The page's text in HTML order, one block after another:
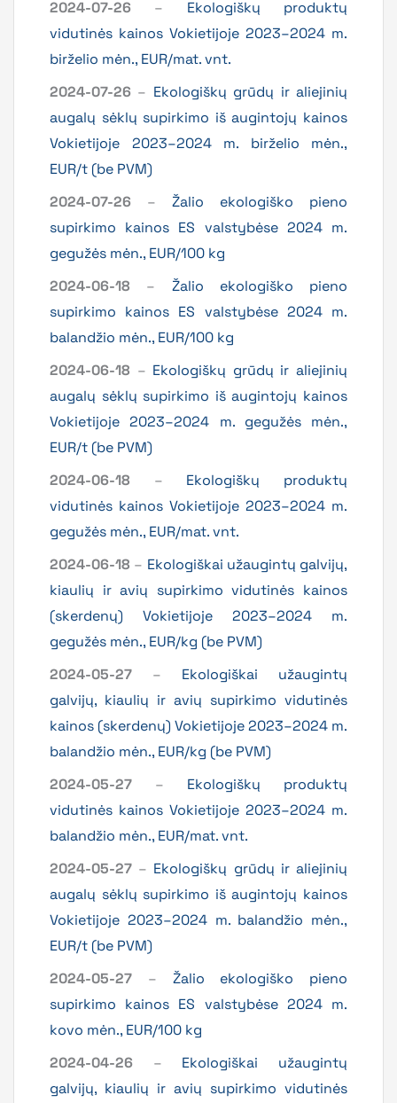
2024-07-26 – Ekologiškų produktų
vidutinės kainos Vokietijoje 2023–2024 m.
birželio mėn., EUR/mat. vnt.
2024-07-26 – Ekologiškų grūdų ir aliejinių
augalų sėklų supirkimo iš augintojų kainos
Vokietijoje 2023–2024 m. birželio mėn.,
EUR/t (be PVM)
2024-07-26 – Žalio ekologiško pieno
supirkimo kainos ES valstybėse 2024 m.
gegužės mėn., EUR/100 kg
2024-06-18 – Žalio ekologiško pieno
supirkimo kainos ES valstybėse 2024 m.
balandžio mėn., EUR/100 kg
2024-06-18 – Ekologiškų grūdų ir aliejinių
augalų sėklų supirkimo iš augintojų kainos
Vokietijoje 2023–2024 m. gegužės mėn.,
EUR/t (be PVM)
2024-06-18 – Ekologiškų produktų
vidutinės kainos Vokietijoje 2023–2024 m.
gegužės mėn., EUR/mat. vnt.
2024-06-18 – Ekologiškai užaugintų galvijų,
kiaulių ir avių supirkimo vidutinės kainos
(skerdenų) Vokietijoje 2023–2024 m.
gegužės mėn., EUR/kg (be PVM)
2024-05-27 – Ekologiškai užaugintų
galvijų, kiaulių ir avių supirkimo vidutinės
kainos (skerdenų) Vokietijoje 2023–2024 m.
balandžio mėn., EUR/kg (be PVM)
2024-05-27 – Ekologiškų produktų
vidutinės kainos Vokietijoje 2023–2024 m.
balandžio mėn., EUR/mat. vnt.
2024-05-27 – Ekologiškų grūdų ir aliejinių
augalų sėklų supirkimo iš augintojų kainos
Vokietijoje 2023–2024 m. balandžio mėn.,
EUR/t (be PVM)
2024-05-27 – Žalio ekologiško pieno
supirkimo kainos ES valstybėse 2024 m.
kovo mėn., EUR/100 kg
2024-04-26 – Ekologiškai užaugintų
galvijų, kiaulių ir avių supirkimo vidutinės